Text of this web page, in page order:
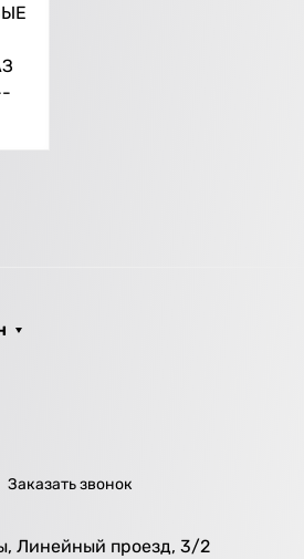
Заказать звонок
Линейный проезд, 3/2